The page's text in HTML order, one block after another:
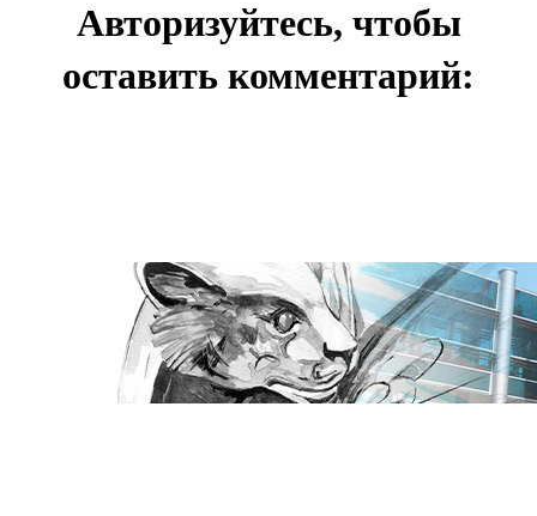
Авторизуйтесь, чтобы
оставить комментарий: